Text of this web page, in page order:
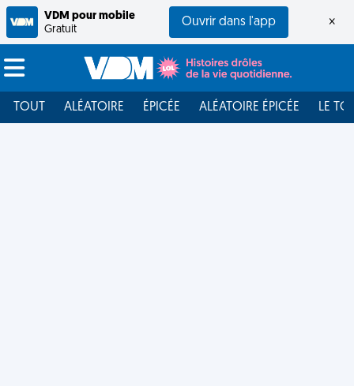
VDM pour mobile
Gratuit
Ouvrir dans l'app ×
TOUT ALÉATOIRE ÉPICÉE ALÉATOIRE ÉPICÉE LE